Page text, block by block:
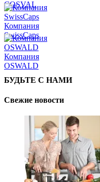
COSVAL
Компания
SwissCaps
Компания
OSWALD
БУДЬТЕ С НАМИ
Свежие новости